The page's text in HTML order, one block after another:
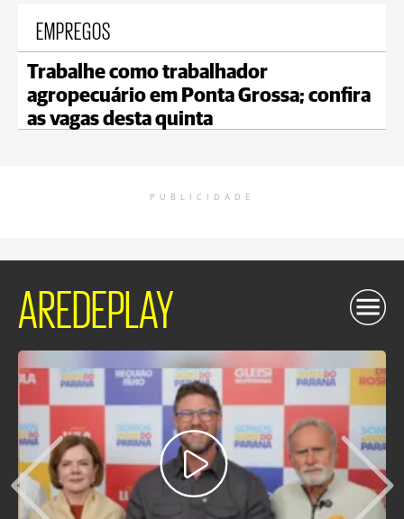
EMPREGOS
Trabalhe como trabalhador
agropecuário em Ponta Grossa; confira
as vagas desta quinta
PUBLICIDADE
AREDEPLAY